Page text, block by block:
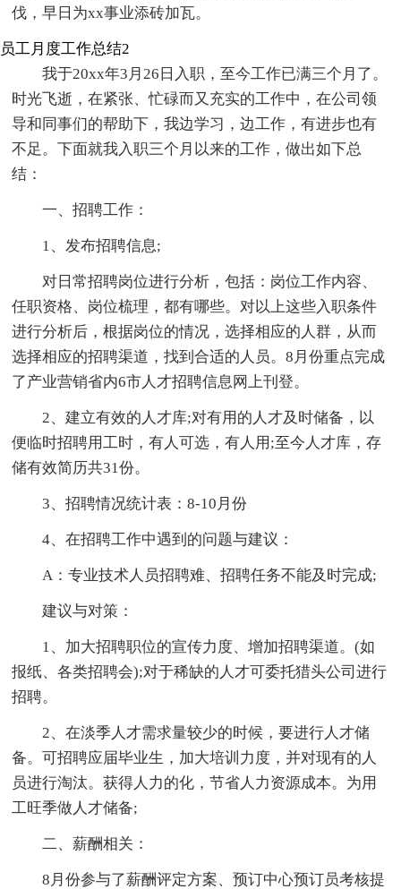
伐，早日为xx事业添砖加瓦。
员工月度工作总结2
我于20xx年3月26日入职，至今工作已满三个月了。
时光飞逝，在紧张、忙碌而又充实的工作中，在公司领
导和同事们的帮助下，我边学习，边工作，有进步也有
不足。下面就我入职三个月以来的工作，做出如下总
结：
一、招聘工作：
1、发布招聘信息;
对日常招聘岗位进行分析，包括：岗位工作内容、
任职资格、岗位梳理，都有哪些。对以上这些入职条件
进行分析后，根据岗位的情况，选择相应的人群，从而
选择相应的招聘渠道，找到合适的人员。8月份重点完成
了产业营销省内6市人才招聘信息网上刊登。
2、建立有效的人才库;对有用的人才及时储备，以
便临时招聘用工时，有人可选，有人用;至今人才库，存
储有效简历共31份。
3、招聘情况统计表：8-10月份
4、在招聘工作中遇到的问题与建议：
A：专业技术人员招聘难、招聘任务不能及时完成;
建议与对策：
1、加大招聘职位的宣传力度、增加招聘渠道。(如
报纸、各类招聘会);对于稀缺的人才可委托猎头公司进行
招聘。
2、在淡季人才需求量较少的时候，要进行人才储
备。可招聘应届毕业生，加大培训力度，并对现有的人
员进行淘汰。获得人力的化，节省人力资源成本。为用
工旺季做人才储备;
二、薪酬相关：
8月份参与了薪酬评定方案、预订中心预订员考核提